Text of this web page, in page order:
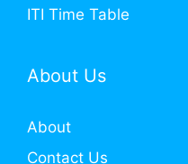
ITI Time Table
About Us
About
Contact Us